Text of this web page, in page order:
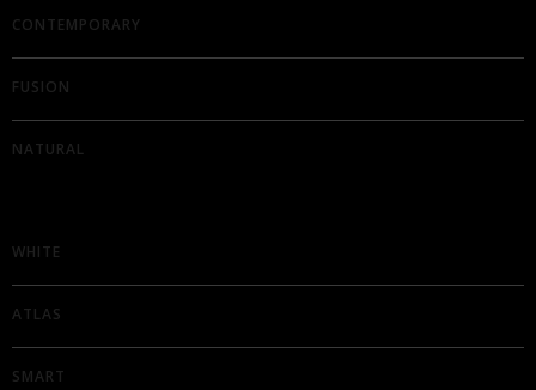
CONTEMPORARY
FUSION
NATURAL
WHITE
ATLAS
SMART